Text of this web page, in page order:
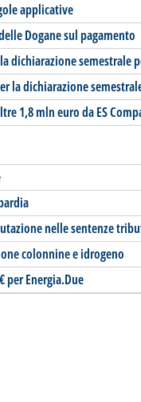
applicative
Dogane sul pagamento
dichiarazione semestrale
la dichiarazione
1,8 mln euro da ES
nelle sentenze
colonnine e idrogeno
per Energia.Due